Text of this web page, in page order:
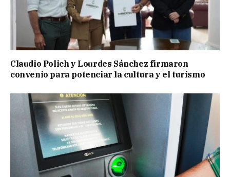
Claudio Polich y Lourdes Sánchez firmaron
convenio para potenciar la cultura y el turismo